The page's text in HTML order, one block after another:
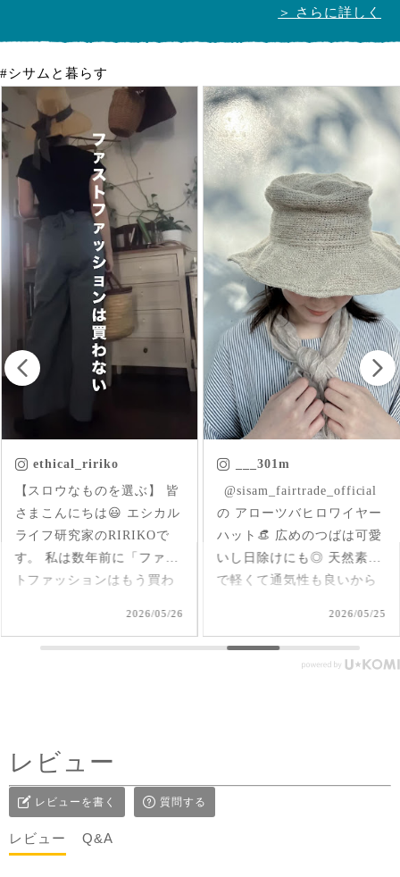
＞ さらに詳しく
#シサムと暮らす
___301m
ㅤㅤㅤ @sisam_fairtrade_official
の アローツバヒロワイヤー
ハット👒 広めのつばは可愛
いし日除けにも◎ 天然素材
で軽くて通気性も良いから
フェアトレード #fairtrade #
2026/05/25
chica.chikako
首元にはいった草花刺繍が
さりげなくアクセントにな
ったインド産のオーガニッ
クコットンのブラウス✨ 軽
くて柔らか♪ 前後を変えて
で可愛いいけど、刺繍面を
前にした時はリネンジレと
2026/05/17
レビュー
レビューを書く 質問する
レビュー Q&A